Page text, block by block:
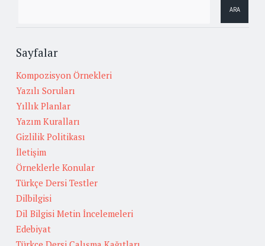
Sayfalar
Kompozisyon Örnekleri
Yazılı Soruları
Yıllık Planlar
Yazım Kuralları
Gizlilik Politikası
İletişim
Örneklerle Konular
Türkçe Dersi Testler
Dilbilgisi
Dil Bilgisi Metin İncelemeleri
Edebiyat